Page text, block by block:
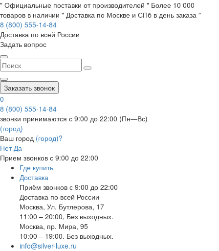
" Официальные поставки от производителей " Более 10 000
товаров в наличии " Доставка по Москве и СПб в день заказа "
8 (800) 555-14-84
Доставка по всей России
Задать вопрос
Заказать звонок
0
8 (800) 555-14-84
звонки принимаются с 9:00 до 22:00 (Пн—Вс)
(город)
Ваш город (город)?
Нет Да
Прием звонков с 9:00 до 22:00
Где купить
Доставка
Приём звонков с 9:00 до 22:00
Доставка по всей России
Москва, Ул. Бутлерова, 17
11:00 – 20:00, Без выходных.
Москва, пр. Мира, 95
10:00 – 19:00. Без выходных.
info@silver-luxe.ru